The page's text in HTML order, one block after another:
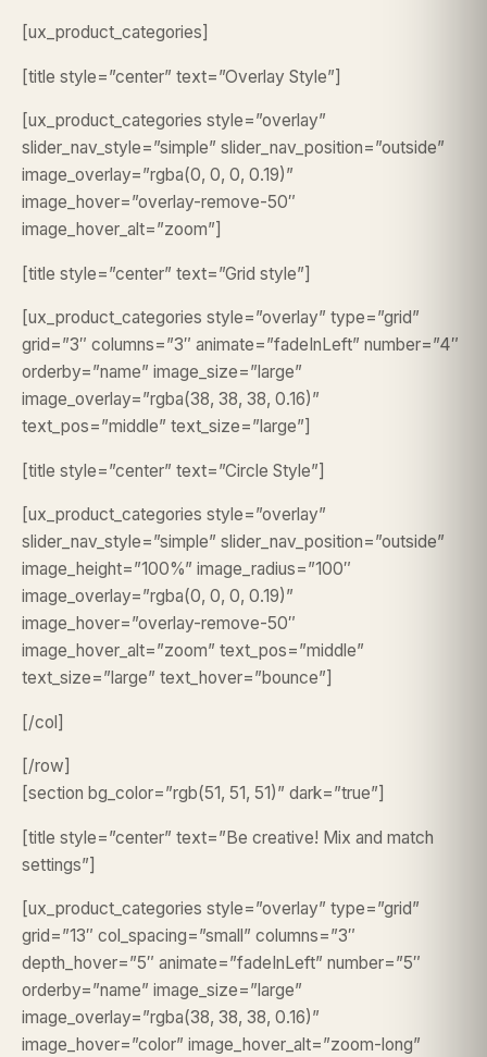
[ux_product_categories]
[title style=”center” text=”Overlay Style”]
[ux_product_categories style=”overlay”
slider_nav_style=”simple” slider_nav_position=”outside”
image_overlay=”rgba(0, 0, 0, 0.19)”
image_hover=”overlay-remove-50″
image_hover_alt=”zoom”]
[title style=”center” text=”Grid style”]
[ux_product_categories style=”overlay” type=”grid”
grid=”3″ columns=”3″ animate=”fadeInLeft” number=”4″
orderby=”name” image_size=”large”
image_overlay=”rgba(38, 38, 38, 0.16)”
text_pos=”middle” text_size=”large”]
[title style=”center” text=”Circle Style”]
[ux_product_categories style=”overlay”
slider_nav_style=”simple” slider_nav_position=”outside”
image_height=”100%” image_radius=”100″
image_overlay=”rgba(0, 0, 0, 0.19)”
image_hover=”overlay-remove-50″
image_hover_alt=”zoom” text_pos=”middle”
text_size=”large” text_hover=”bounce”]
[/col]
[/row]
[section bg_color=”rgb(51, 51, 51)” dark=”true”]
[title style=”center” text=”Be creative! Mix and match
settings”]
[ux_product_categories style=”overlay” type=”grid”
grid=”13″ col_spacing=”small” columns=”3″
depth_hover=”5″ animate=”fadeInLeft” number=”5″
orderby=”name” image_size=”large”
image_overlay=”rgba(38, 38, 38, 0.16)”
image_hover=”color” image_hover_alt=”zoom-long”